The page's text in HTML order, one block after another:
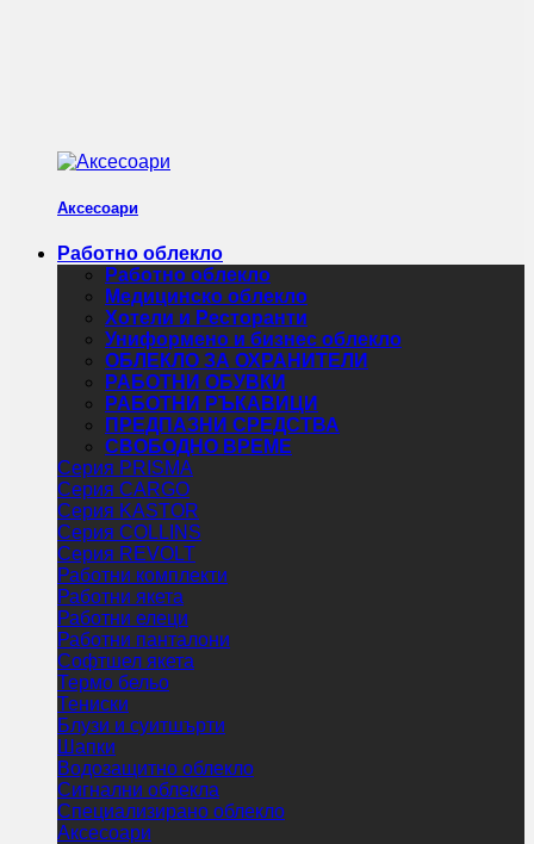
Аксесоари
Работно облекло
Работно облекло
Медицинско облекло
Хотели и Ресторанти
Униформено и бизнес облекло
ОБЛЕКЛО ЗА ОХРАНИТЕЛИ
РАБОТНИ ОБУВКИ
РАБОТНИ РЪКАВИЦИ
ПРЕДПАЗНИ СРЕДСТВА
СВОБОДНО ВРЕМЕ
Серия PRISMA
Серия CARGO
Серия KASTOR
Серия COLLINS
Серия REVOLT
Работни комплекти
Работни якета
Работни елеци
Работни панталони
Софтшел якета
Термо бельо
Тениски
Блузи и суитшърти
Шапки
Водозащитно облекло
Сигнални облекла
Специализирано облекло
Аксесоари